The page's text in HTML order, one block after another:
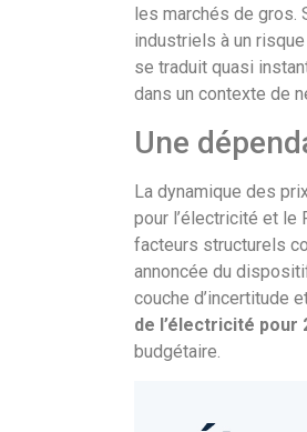
les marchés de gros.
industriels à un
se traduit quasi
dans un contexte de
Une
La dynamique des
pour l’électricité et le
facteurs structurels
annoncée du
couche d’incertitude
de l’électricité pour
budgétaire.